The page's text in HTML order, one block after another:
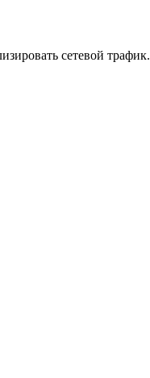
сетевой трафик.